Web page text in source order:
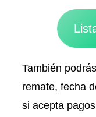
También
remate, fecha
si acepta